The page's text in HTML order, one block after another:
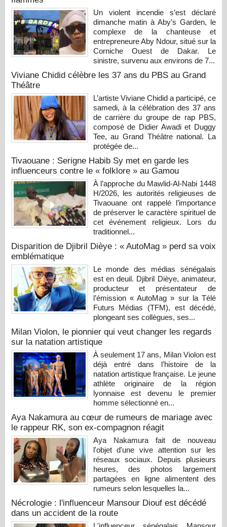
Un violent incendie s’est déclaré
dimanche matin à Aby’s Garden, le
complexe de la chanteuse et
entrepreneure Aby Ndour, situé sur la
Corniche Ouest de Dakar. Le
sinistre, survenu aux environs de 7...
Viviane Chidid célèbre les 37 ans du PBS au Grand
Théâtre
L’artiste Viviane Chidid a participé, ce
samedi, à la célébration des 37 ans
de carrière du groupe de rap PBS,
composé de Didier Awadi et Duggy
Tee, au Grand Théâtre national. La
protégée de...
Tivaouane : Serigne Habib Sy met en garde les
influenceurs contre le « folklore » au Gamou
À l’approche du Mawlid-Al-Nabi 1448
H/2026, les autorités religieuses de
Tivaouane ont rappelé l’importance
de préserver le caractère spirituel de
cet événement religieux. Lors du
traditionnel...
Disparition de Djibril Dièye : « AutoMag » perd sa voix
emblématique
Le monde des médias sénégalais
est en deuil. Djibril Dièye, animateur,
producteur et présentateur de
l’émission « AutoMag » sur la Télé
Futurs Médias (TFM), est décédé,
plongeant ses collègues, ses...
Milan Violon, le pionnier qui veut changer les regards
sur la natation artistique
À seulement 17 ans, Milan Violon est
déjà entré dans l’histoire de la
natation artistique française. Le jeune
athlète originaire de la région
lyonnaise est devenu le premier
homme sélectionné en...
Aya Nakamura au cœur de rumeurs de mariage avec
le rappeur RK, son ex-compagnon réagit
Aya Nakamura fait de nouveau
l'objet d'une vive attention sur les
réseaux sociaux. Depuis plusieurs
heures, des photos largement
partagées en ligne alimentent des
rumeurs selon lesquelles la...
Nécrologie : l'influenceur Mansour Diouf est décédé
dans un accident de la route